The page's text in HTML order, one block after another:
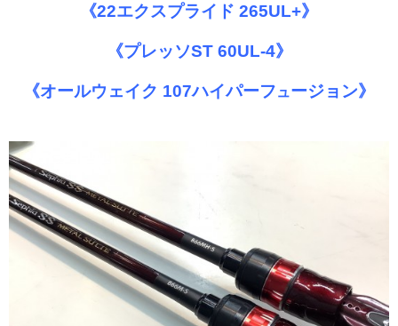
《22エクスプライド 265UL+》
《プレッソST 60UL-4》
《オールウェイク 107ハイパーフュージョン》